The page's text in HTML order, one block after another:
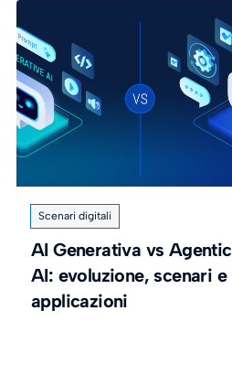
Scenari digitali
AI Generativa vs Agentic
AI: evoluzione, scenari e
applicazioni